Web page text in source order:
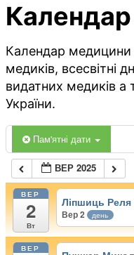
Календар медицини
медиків, всесвітні
видатних медиків а
України.
Пам'ятні дати
ВЕР 2025
ВЕР
2
Вт
Ліпшиць Реля
Вер 2 день
ВЕР